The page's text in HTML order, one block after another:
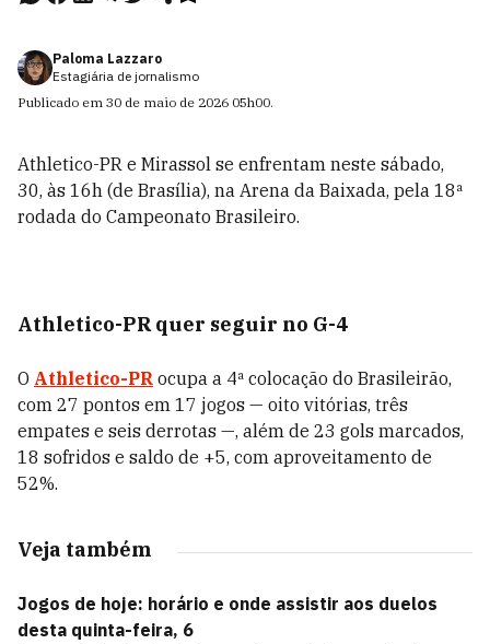
Paloma Lazzaro
Estagiária de jornalismo
Publicado em 30 de maio de 2026 05h00.
Athletico-PR e Mirassol se enfrentam neste sábado,
30, às 16h (de Brasília), na Arena da Baixada, pela 18ª
rodada do Campeonato Brasileiro.
Athletico-PR quer seguir no G-4
O Athletico-PR ocupa a 4ª colocação do Brasileirão,
com 27 pontos em 17 jogos — oito vitórias, três
empates e seis derrotas —, além de 23 gols marcados,
18 sofridos e saldo de +5, com aproveitamento de
52%.
Veja também
Jogos de hoje: horário e onde assistir aos duelos
desta quinta-feira, 6